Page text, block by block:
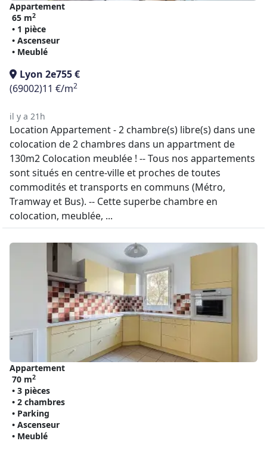
Appartement
65 m2
• 1 pièce
• Ascenseur
• Meublé
Lyon 2e755 €
(69002)11 €/m2
il y a 21h
Location Appartement - 2 chambre(s) libre(s) dans une
colocation de 2 chambres dans un appartment de
130m2 Colocation meublée ! -- Tous nos appartements
sont situés en centre-ville et proches de toutes
commodités et transports en communs (Métro,
Tramway et Bus). -- Cette superbe chambre en
colocation, meublée, ...
Appartement
70 m2
• 3 pièces
• 2 chambres
• Parking
• Ascenseur
• Meublé